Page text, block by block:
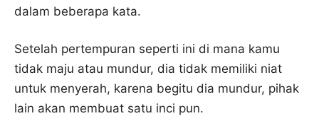
dalam beberapa kata.
Setelah pertempuran seperti ini di mana kamu
tidak maju atau mundur, dia tidak memiliki niat
untuk menyerah, karena begitu dia mundur, pihak
lain akan membuat satu inci pun.